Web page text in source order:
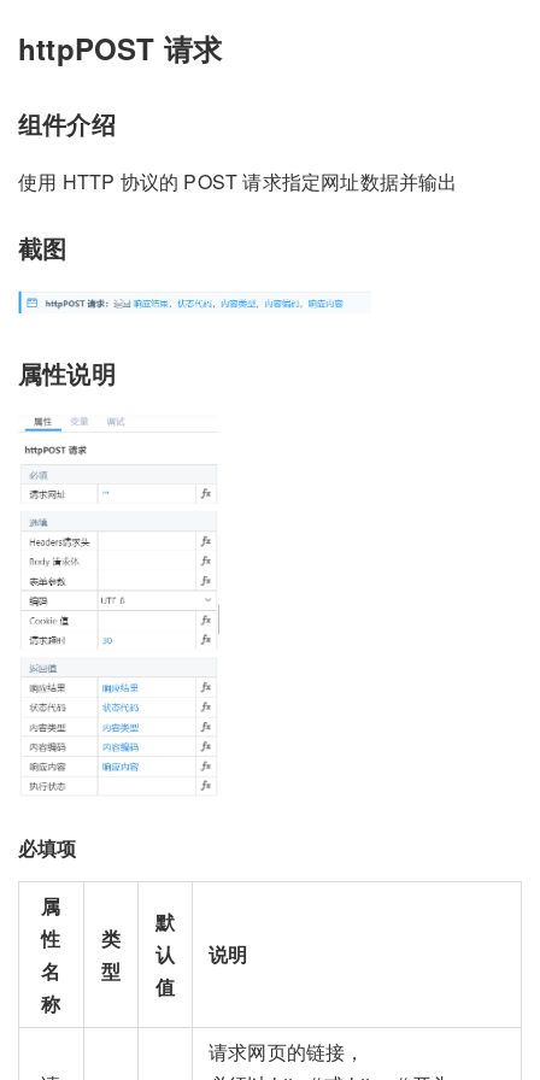
httpPOST 请求
组件介绍
使用 HTTP 协议的 POST 请求指定网址数据并输出
截图
属性说明
必填项
属
性
名
称
类
型
默
认
值
说明
请求网页的链接，